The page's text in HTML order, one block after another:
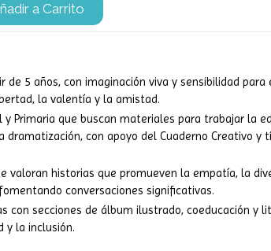
a Carrito
de 5 años, con imaginación viva y sensibilidad para
la valentía y la amistad.
Primaria que buscan materiales para trabajar la
dramatización, con apoyo del Cuaderno Creativo y
valoran historias que promueven la empatía, la
conversaciones significativas.
con secciones de álbum ilustrado, coeducación y
y la inclusión.